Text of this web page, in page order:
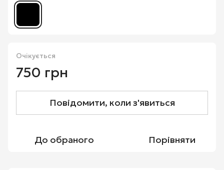
Очікується
750 грн
Повідомити, коли з'явиться
До обраного Порівняти